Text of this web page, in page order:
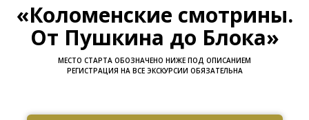
«Коломенские смотрины.
От Пушкина до Блока»
МЕСТО СТАРТА ОБОЗНАЧЕНО НИЖЕ ПОД ОПИСАНИЕМ
РЕГИСТРАЦИЯ НА ВСЕ ЭКСКУРСИИ ОБЯЗАТЕЛЬНА
Ссылка на это место страницы:#zapis